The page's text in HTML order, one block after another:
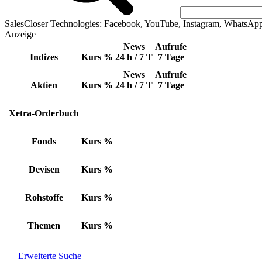
SalesCloser Technologies: Facebook, YouTube, Instagram,
Anzeige
Indizes Kurs %
News
24 h / 7 T
Aufrufe
7 Tage
Aktien Kurs %
News
24 h / 7 T
Aufrufe
7 Tage
Xetra-Orderbuch
Fonds Kurs %
Devisen Kurs %
Rohstoffe Kurs %
Themen Kurs %
Erweiterte Suche